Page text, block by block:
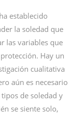
ha establecido
la soledad que
las variables que
Hay un
cualitativa
aún es necesario
de soledad y
se siente solo,